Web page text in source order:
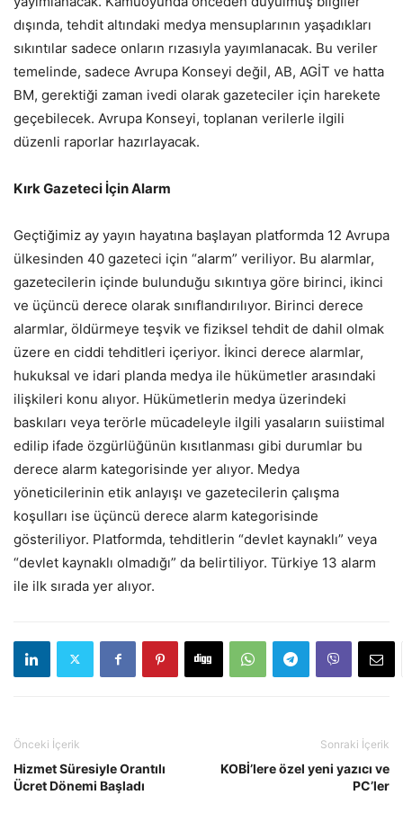
dışında, tehdit altındaki medya mensuplarının yaşadıkları
sıkıntılar sadece onların rızasıyla yayımlanacak. Bu veriler
temelinde, sadece Avrupa Konseyi değil, AB, AGİT ve hatta
BM, gerektiği zaman ivedi olarak gazeteciler için harekete
geçebilecek. Avrupa Konseyi, toplanan verilerle ilgili
düzenli raporlar hazırlayacak.
Kırk Gazeteci İçin Alarm
Geçtiğimiz ay yayın hayatına başlayan platformda 12 Avrupa
ülkesinden 40 gazeteci için “alarm” veriliyor. Bu alarmlar,
gazetecilerin içinde bulunduğu sıkıntıya göre birinci, ikinci
ve üçüncü derece olarak sınıflandırılıyor. Birinci derece
alarmlar, öldürmeye teşvik ve fiziksel tehdit de dahil olmak
üzere en ciddi tehditleri içeriyor. İkinci derece alarmlar,
hukuksal ve idari planda medya ile hükümetler arasındaki
ilişkileri konu alıyor. Hükümetlerin medya üzerindeki
baskıları veya terörle mücadeleyle ilgili yasaların suiistimal
edilip ifade özgürlüğünün kısıtlanması gibi durumlar bu
derece alarm kategorisinde yer alıyor. Medya
yöneticilerinin etik anlayışı ve gazetecilerin çalışma
koşulları ise üçüncü derece alarm kategorisinde
gösteriliyor. Platformda, tehditlerin “devlet kaynaklı” veya
“devlet kaynaklı olmadığı” da belirtiliyor. Türkiye 13 alarm
ile ilk sırada yer alıyor.
Önceki İçerik
Hizmet Süresiyle Orantılı
Ücret Dönemi Başladı
Sonraki İçerik
KOBİ’lere özel yeni yazıcı ve
PC’ler